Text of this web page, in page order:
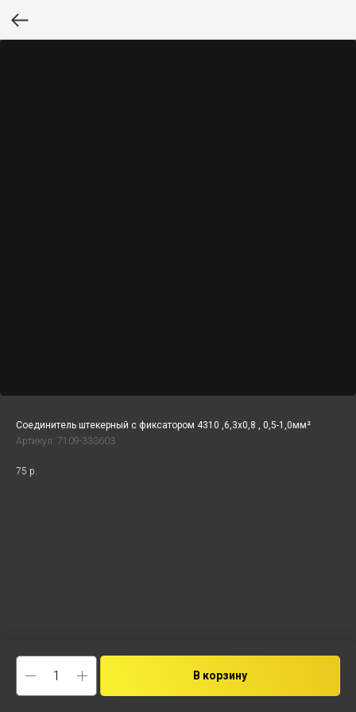
Соединитель штекерный с фиксатором 4310 ,6,3x0,8 , 0,5-1,0мм²
Артикул: 7109-333603
75 р.
В корзину